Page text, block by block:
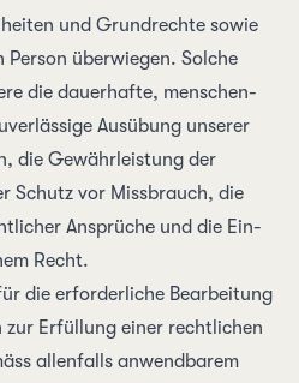
und Grund­rechte sowie
Person überwiegen. Solche
die dauerhafte, menschen­
Ausübung unserer
die Gewähr­leistung der
Schutz vor Miss­brauch, die
Ansprüche und die Ein­
Recht.
die erforderliche Bearbeitung
zur Erfüllung einer recht­lichen
allen­falls anwendbarem